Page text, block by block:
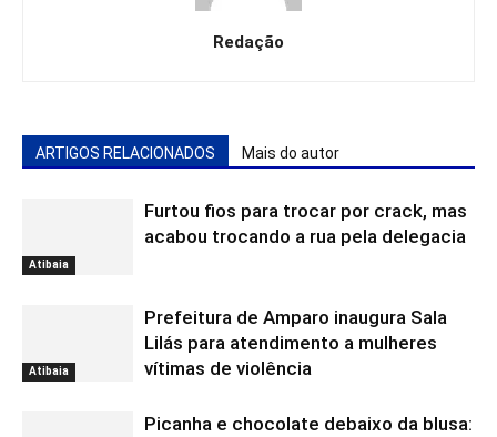
Redação
ARTIGOS RELACIONADOS Mais do autor
Atibaia
Furtou fios para trocar por crack, mas
acabou trocando a rua pela delegacia
Atibaia
Prefeitura de Amparo inaugura Sala
Lilás para atendimento a mulheres
vítimas de violência
Picanha e chocolate debaixo da blusa: